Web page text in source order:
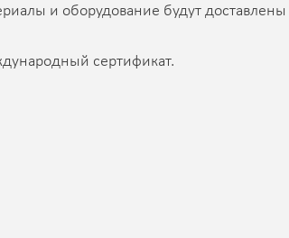
и оборудование будут доставлены
сертификат.